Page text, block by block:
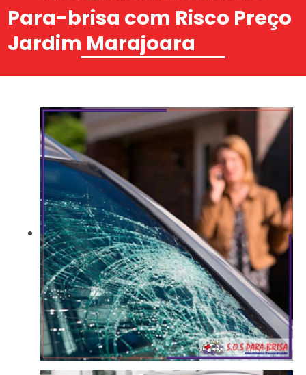
Para-brisa com Risco Preço
Jardim Marajoara